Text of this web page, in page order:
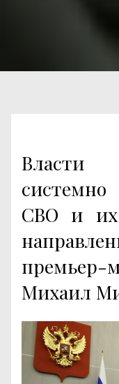
Власти
СВО и
Михаил